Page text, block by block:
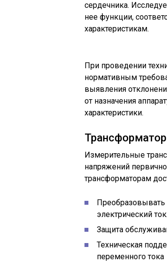
сердечника.
нее функции,
характеристикам.
При проведении
нормативным
выявления
от назначения
характеристики.
Измерительные
напряжений
трансформаторам
электрический ток.
Защита
Техническая
переменного тока